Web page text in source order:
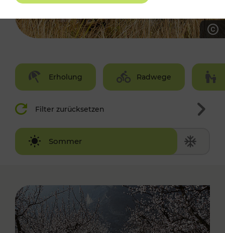
Erholung Radwege
Filter zurücksetzen
Sommer
Winter